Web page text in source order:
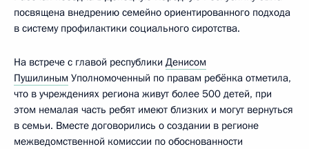
посвящена внедрению семейно ориентированного подхода
в систему профилактики социального сиротства.
На встрече с главой республики Денисом
Пушилиным Уполномоченный по правам ребёнка отметила,
что в учреждениях региона живут более 500 детей, при
этом немалая часть ребят имеют близких и могут вернуться
в семьи. Вместе договорились о создании в регионе
межведомственной комиссии по обоснованности